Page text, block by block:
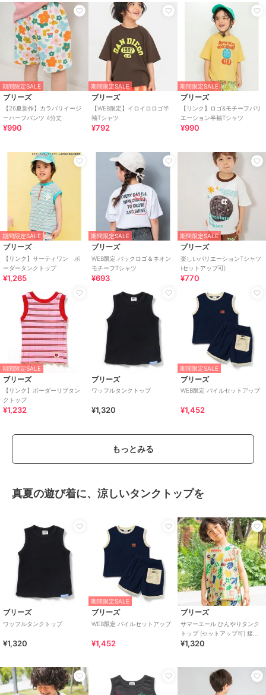
期間限定SALE
ブリーズ
【26夏新作】カラバリイージ
ーハーフパンツ 4分丈
¥990
期間限定SALE
ブリーズ
【WEB限定】イロイロロゴ半
袖Tシャツ
¥792
期間限定SALE
ブリーズ
【リンク】ロゴ&モチーフバリ
エーション半袖Tシャツ
¥990
期間限定SALE
ブリーズ
【リンク】サーティワン ボ
ーダータンクトップ
¥1,265
期間限定SALE
ブリーズ
WEB限定 バックロゴ＆ネオン
モチーフTシャツ
¥693
期間限定SALE
ブリーズ
楽しいバリエーションTシャツ
(セットアップ可)
¥770
期間限定SALE
ブリーズ
【リンク】ボーダーリブタン
クトップ
¥1,232
ブリーズ
ワッフルタンクトップ
¥1,320
期間限定SALE
ブリーズ
WEB限定 パイルセットアップ
¥1,452
もっとみる
真夏の遊び着に、涼しいタンクトップを
ブリーズ
ワッフルタンクトップ
¥1,320
期間限定SALE
ブリーズ
WEB限定 パイルセットアップ
¥1,452
ブリーズ
サマーエール ひんやりタンク
トップ (セットアップ可) 接触
冷感
¥1,320